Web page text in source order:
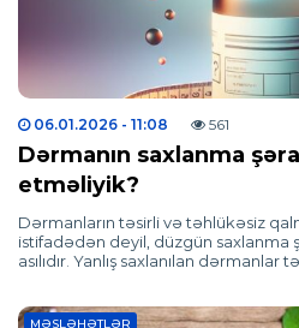
06.01.2026 - 11:08 561
Dərmanın saxlanma
etməliyik?
Dərmanların təsirli və təhlükəsiz
istifadədən deyil, düzgün saxlanma
asılıdır. Yanlış saxlanılan dərmanlar
MƏSLƏHƏTLƏR